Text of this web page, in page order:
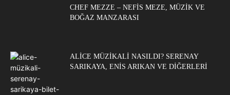
CHEF MEZZE – NEFIS MEZE, MÜZIK VE
BOĞAZ MANZARASI
ALICE MÜZIKALI NASILDI? SERENAY
SARIKAYA, ENIS ARIKAN VE DIĞERLERI